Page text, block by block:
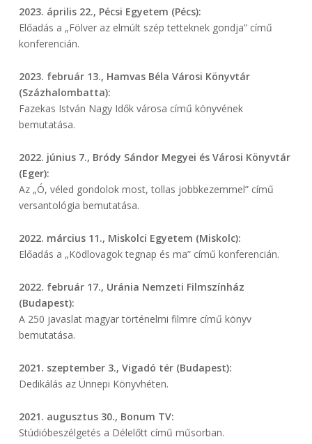
2023. április 22., Pécsi Egyetem (Pécs):
Előadás a „Fölver az elmúlt szép tetteknek gondja” című
konferencián.
2023. február 13., Hamvas Béla Városi Könyvtár
(Százhalombatta):
Fazekas István Nagy Idők városa című könyvének
bemutatása.
2022. június 7., Bródy Sándor Megyei és Városi Könyvtár
(Eger):
Az „Ó, véled gondolok most, tollas jobbkezemmel” című
versantológia bemutatása.
2022. március 11., Miskolci Egyetem (Miskolc):
Előadás a „Ködlovagok tegnap és ma” című konferencián.
2022. február 17., Uránia Nemzeti Filmszínház
(Budapest):
A 250 javaslat magyar történelmi filmre című könyv
bemutatása.
2021. szeptember 3., Vigadó tér (Budapest):
Dedikálás az Ünnepi Könyvhéten.
2021. augusztus 30., Bonum TV:
Stúdióbeszélgetés a Délelőtt című műsorban.